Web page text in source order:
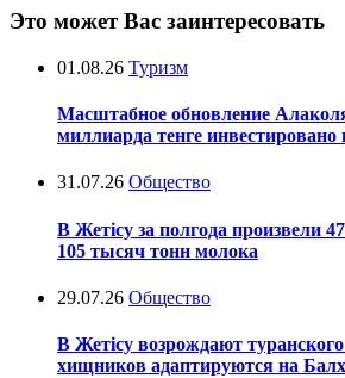
Это может Вас заинтересовать
01.08.26 Туризм
Масштабное обновление
миллиарда тенге инвестировано
31.07.26 Общество
В Жетісу за полгода произвели
105 тысяч тонн молока
29.07.26 Общество
В Жетісу возрождают
хищников адаптируются на